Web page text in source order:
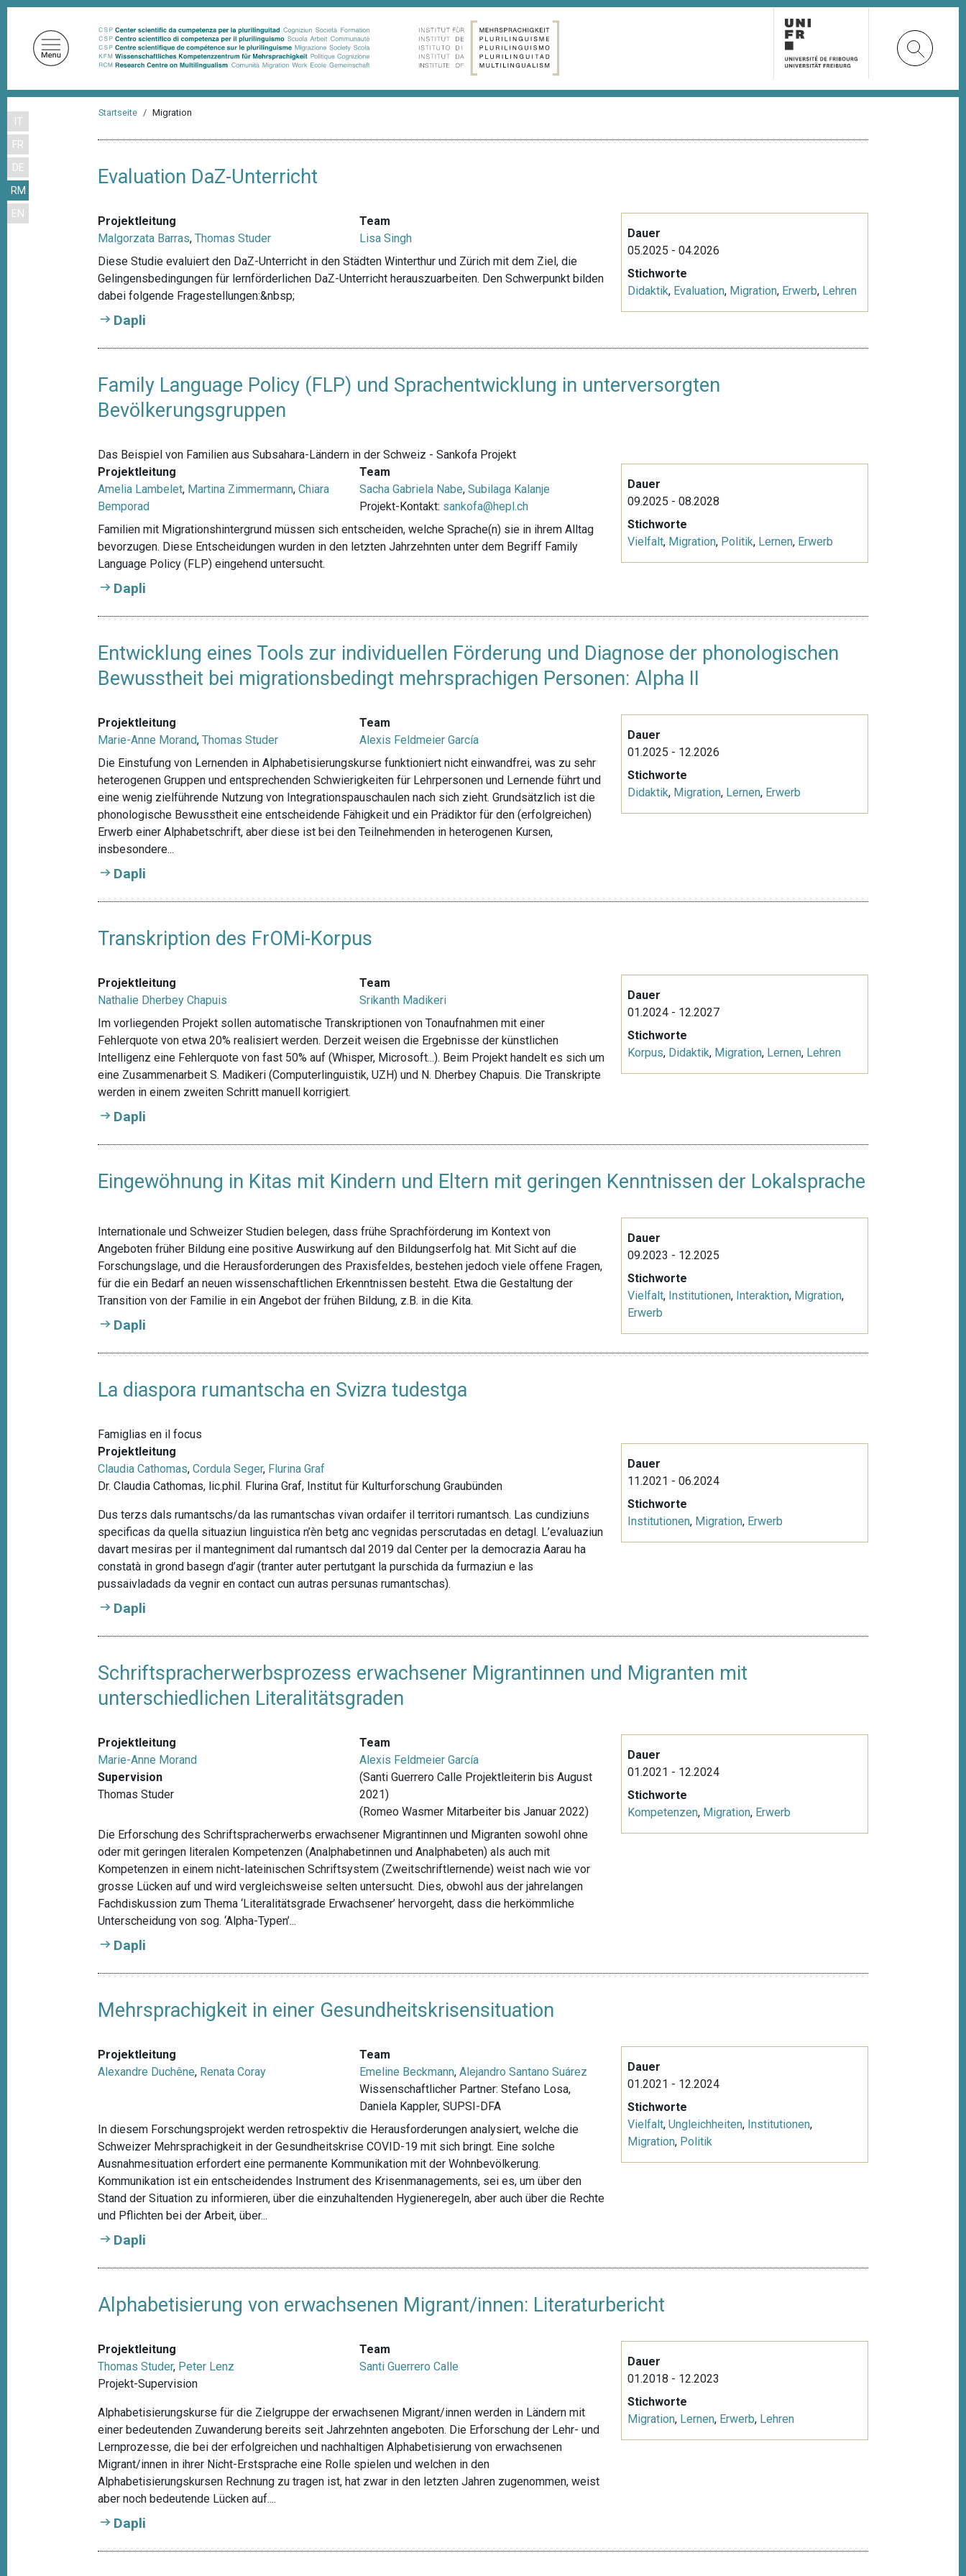
D
IT
FR
DE
RM
EN
Startseite Migration
Evaluation DaZ-Unterricht
Projektleitung
Malgorzata Barras,Thomas Studer
Team
Lisa Singh
Diese Studie evaluiert den DaZ-Unterricht in den Städten Winterthur und Zürich mit dem Ziel, die
Gelingensbedingungen für lernförderlichen DaZ-Unterricht herauszuarbeiten. Den Schwerpunkt bilden
dabei folgende Fragestellungen:&nbsp;
Dapli
Dauer
05.2025 - 04.2026
Stichworte
Didaktik, Evaluation, Migration, Erwerb, Lehren
Family Language Policy (FLP) und Sprachentwicklung in unterversorgten
Bevölkerungsgruppen
Das Beispiel von Familien aus Subsahara-Ländern in der Schweiz - Sankofa Projekt
Projektleitung
Amelia Lambelet, Martina Zimmermann,Chiara
Bemporad
Team
Sacha Gabriela Nabe,Subilaga Kalanje
Projekt-Kontakt: sankofa@hepl.ch
Familien mit Migrationshintergrund müssen sich entscheiden, welche Sprache(n) sie in ihrem Alltag
bevorzugen. Diese Entscheidungen wurden in den letzten Jahrzehnten unter dem Begriff Family
Language Policy (FLP) eingehend untersucht.
Dapli
Dauer
09.2025 - 08.2028
Stichworte
Vielfalt, Migration, Politik, Lernen, Erwerb
Entwicklung eines Tools zur individuellen Förderung und Diagnose der phonologischen
Bewusstheit bei migrationsbedingt mehrsprachigen Personen: Alpha II
Projektleitung
Marie-Anne Morand,Thomas Studer
Team
Alexis Feldmeier García
Die Einstufung von Lernenden in Alphabetisierungskurse funktioniert nicht einwandfrei, was zu sehr
heterogenen Gruppen und entsprechenden Schwierigkeiten für Lehrpersonen und Lernende führt und
eine wenig zielführende Nutzung von Integrationspauschaulen nach sich zieht. Grundsätzlich ist die
phonologische Bewusstheit eine entscheidende Fähigkeit und ein Prädiktor für den (erfolgreichen)
Erwerb einer Alphabetschrift, aber diese ist bei den Teilnehmenden in heterogenen Kursen,
insbesondere...
Dapli
Dauer
01.2025 - 12.2026
Stichworte
Didaktik, Migration, Lernen, Erwerb
Transkription des FrOMi-Korpus
Projektleitung
Nathalie Dherbey Chapuis
Team
Srikanth Madikeri
Im vorliegenden Projekt sollen automatische Transkriptionen von Tonaufnahmen mit einer
Fehlerquote von etwa 20% realisiert werden. Derzeit weisen die Ergebnisse der künstlichen
Intelligenz eine Fehlerquote von fast 50% auf (Whisper, Microsoft...). Beim Projekt handelt es sich um
eine Zusammenarbeit S. Madikeri (Computerlinguistik, UZH) und N. Dherbey Chapuis. Die Transkripte
werden in einem zweiten Schritt manuell korrigiert.
Dapli
Dauer
01.2024 - 12.2027
Stichworte
Korpus, Didaktik, Migration, Lernen, Lehren
Eingewöhnung in Kitas mit Kindern und Eltern mit geringen Kenntnissen der Lokalsprache
Internationale und Schweizer Studien belegen, dass frühe Sprachförderung im Kontext von
Angeboten früher Bildung eine positive Auswirkung auf den Bildungserfolg hat. Mit Sicht auf die
Forschungslage, und die Herausforderungen des Praxisfeldes, bestehen jedoch viele offene Fragen,
für die ein Bedarf an neuen wissenschaftlichen Erkenntnissen besteht. Etwa die Gestaltung der
Transition von der Familie in ein Angebot der frühen Bildung, z.B. in die Kita.
Dapli
Dauer
09.2023 - 12.2025
Stichworte
Vielfalt, Institutionen, Interaktion, Migration,
Erwerb
La diaspora rumantscha en Svizra tudestga
Famiglias en il focus
Projektleitung
Claudia Cathomas,Cordula Seger, Flurina Graf
Dr. Claudia Cathomas, lic.phil. Flurina Graf, Institut für Kulturforschung Graubünden
Dus terzs dals rumantschs/da las rumantschas vivan ordaifer il territori rumantsch. Las cundiziuns
specificas da quella situaziun linguistica n’èn betg anc vegnidas perscrutadas en detagl. L’evaluaziun
davart mesiras per il mantegniment dal rumantsch dal 2019 dal Center per la democrazia Aarau ha
constatà in grond basegn d’agir (tranter auter pertutgant la purschida da furmaziun e las
pussaivladads da vegnir en contact cun autras persunas rumantschas).
Dapli
Dauer
11.2021 - 06.2024
Stichworte
Institutionen, Migration, Erwerb
Schriftspracherwerbsprozess erwachsener Migrantinnen und Migranten mit
unterschiedlichen Literalitätsgraden
Projektleitung
Marie-Anne Morand
Supervision
Thomas Studer
Team
Alexis Feldmeier García
(Santi Guerrero Calle Projektleiterin bis August
2021)
(Romeo Wasmer Mitarbeiter bis Januar 2022)
Die Erforschung des Schriftspracherwerbs erwachsener Migrantinnen und Migranten sowohl ohne
oder mit geringen literalen Kompetenzen (Analphabetinnen und Analphabeten) als auch mit
Kompetenzen in einem nicht-lateinischen Schriftsystem (Zweitschriftlernende) weist nach wie vor
grosse Lücken auf und wird vergleichsweise selten untersucht. Dies, obwohl aus der jahrelangen
Fachdiskussion zum Thema ‘Literalitätsgrade Erwachsener’ hervorgeht, dass die herkömmliche
Unterscheidung von sog. ‘Alpha-Typen’...
Dapli
Dauer
01.2021 - 12.2024
Stichworte
Kompetenzen, Migration, Erwerb
Mehrsprachigkeit in einer Gesundheitskrisensituation
Projektleitung
Alexandre Duchêne, Renata Coray
Team
Emeline Beckmann,Alejandro Santano Suárez
Wissenschaftlicher Partner: Stefano Losa,
Daniela Kappler, SUPSI-DFA
In diesem Forschungsprojekt werden retrospektiv die Herausforderungen analysiert, welche die
Schweizer Mehrsprachigkeit in der Gesundheitskrise COVID-19 mit sich bringt. Eine solche
Ausnahmesituation erfordert eine permanente Kommunikation mit der Wohnbevölkerung.
Kommunikation ist ein entscheidendes Instrument des Krisenmanagements, sei es, um über den
Stand der Situation zu informieren, über die einzuhaltenden Hygieneregeln, aber auch über die Rechte
und Pflichten bei der Arbeit, über...
Dapli
Dauer
01.2021 - 12.2024
Stichworte
Vielfalt, Ungleichheiten, Institutionen,
Migration, Politik
Alphabetisierung von erwachsenen Migrant/innen: Literaturbericht
Projektleitung
Thomas Studer, Peter Lenz
Projekt-Supervision
Team
Santi Guerrero Calle
Alphabetisierungskurse für die Zielgruppe der erwachsenen Migrant/innen werden in Ländern mit
einer bedeutenden Zuwanderung bereits seit Jahrzehnten angeboten. Die Erforschung der Lehr- und
Lernprozesse, die bei der erfolgreichen und nachhaltigen Alphabetisierung von erwachsenen
Migrant/innen in ihrer Nicht-Erstsprache eine Rolle spielen und welchen in den
Alphabetisierungskursen Rechnung zu tragen ist, hat zwar in den letzten Jahren zugenommen, weist
aber noch bedeutende Lücken auf....
Dapli
Dauer
01.2018 - 12.2023
Stichworte
Migration, Lernen, Erwerb, Lehren